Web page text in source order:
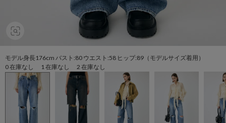
モデル身長176cm バスト:80 ウエスト:58 ヒップ:89（モデルサイズ着用）
0 在庫なし 1 在庫なし 2 在庫なし